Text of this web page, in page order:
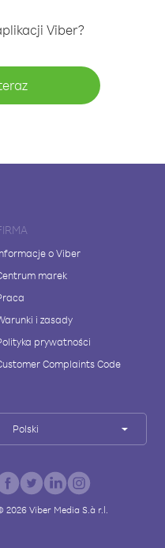
Viber?
o Viber
marek
i zasady
prywatności
Complaints Code
Polski
2026Viber Media S.à r.l.